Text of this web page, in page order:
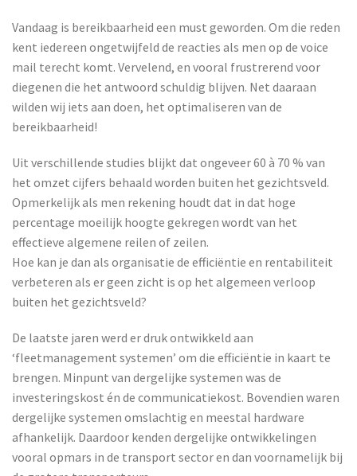
Vandaag is bereikbaarheid een must geworden. Om die reden
kent iedereen ongetwijfeld de reacties als men op de voice
mail terecht komt. Vervelend, en vooral frustrerend voor
diegenen die het antwoord schuldig blijven. Net daaraan
wilden wij iets aan doen, het optimaliseren van de
bereikbaarheid!
Uit verschillende studies blijkt dat ongeveer 60 à 70 % van
het omzet cijfers behaald worden buiten het gezichtsveld.
Opmerkelijk als men rekening houdt dat in dat hoge
percentage moeilijk hoogte gekregen wordt van het
effectieve algemene reilen of zeilen.
Hoe kan je dan als organisatie de efficiëntie en rentabiliteit
verbeteren als er geen zicht is op het algemeen verloop
buiten het gezichtsveld?
De laatste jaren werd er druk ontwikkeld aan
‘fleetmanagement systemen’ om die efficiëntie in kaart te
brengen. Minpunt van dergelijke systemen was de
investeringskost én de communicatiekost. Bovendien waren
dergelijke systemen omslachtig en meestal hardware
afhankelijk. Daardoor kenden dergelijke ontwikkelingen
vooral opmars in de transport sector en dan voornamelijk bij